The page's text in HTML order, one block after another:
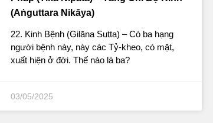
(Aṅguttara Nikāya)
22. Kinh Bệnh (Gilāna Sutta) – Có ba hạng
người bệnh này, này các Tỷ-kheo, có mặt,
xuất hiện ở đời. Thế nào là ba?
03/05/2025